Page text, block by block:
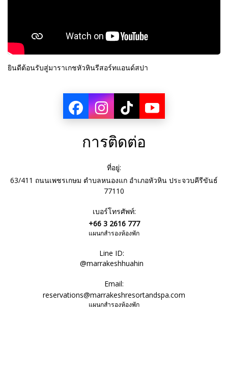
ยินดีต้อนรับสู่มาราเกชหัวหินรีสอร์ทแอนด์สปา
การติดต่อ
ที่อยู่:
63/411 ถนนเพชรเกษม ตำบลหนองแก อำเภอหัวหิน ประจวบคีรีขันธ์
77110
เบอร์โทรศัพท์:
+66 3 2616 777
แผนกสำรองห้องพัก
Line ID:
@marrakeshhuahin
Email:
reservations@marrakeshresortandspa.com
แผนกสำรองห้องพัก